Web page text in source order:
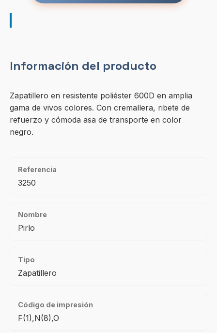
Información del producto
Zapatillero en resistente poliéster 600D en amplia
gama de vivos colores. Con cremallera, ribete de
refuerzo y cómoda asa de transporte en color
negro.
Referencia
3250
Nombre
Pirlo
Tipo
Zapatillero
Código de impresión
F(1),N(8),O